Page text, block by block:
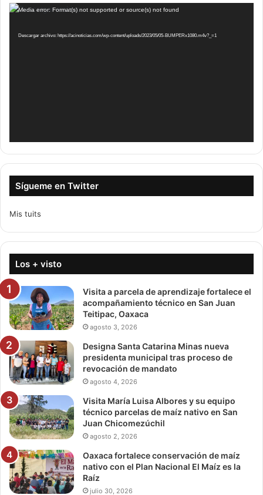
Reproductor
vídeo
Media error: Format(s) not supported or source(s) not found
Descargar archivo: https://acinoticias.com/wp-content/uploads/2023/05/05-BUMPERx1080.m4v?_=1
Sígueme en Twitter
Mis tuits
Los + visto
Visita a parcela de aprendizaje fortalece el
acompañamiento técnico en San Juan
Teitipac, Oaxaca
agosto 3, 2026
Designa Santa Catarina Minas nueva
presidenta municipal tras proceso de
revocación de mandato
agosto 4, 2026
Visita María Luisa Albores y su equipo
técnico parcelas de maíz nativo en San
Juan Chicomezúchil
agosto 2, 2026
Oaxaca fortalece conservación de maíz
nativo con el Plan Nacional El Maíz es la
Raíz
julio 30, 2026